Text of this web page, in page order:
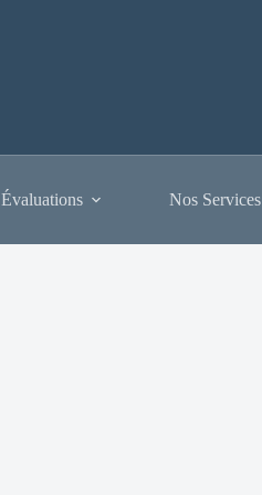
Évaluations Nos Services